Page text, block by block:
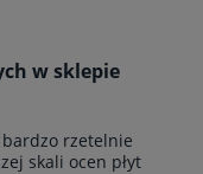
w sklepie
rzetelnie
skali ocen płyt